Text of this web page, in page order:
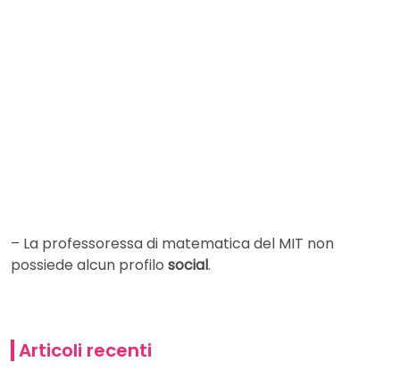
– La professoressa di matematica del MIT non
possiede alcun profilo social.
Articoli recenti